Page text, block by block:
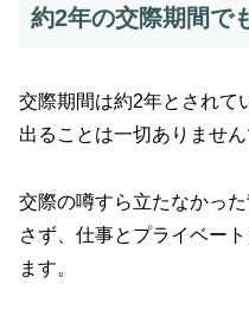
約2年の交際期間で
交際期間は約2年とされて
出ることは一切ありません
交際の噂すら立たなかっ
さず、仕事とプライベー
ます。